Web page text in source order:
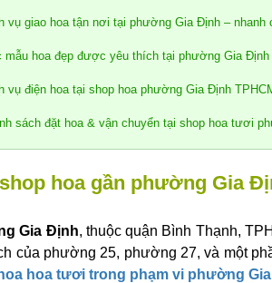
vụ giao hoa tận nơi tại phường Gia Định – nhanh
mẫu hoa đẹp được yêu thích tại phường Gia Định
vụ điện hoa tại shop hoa phường Gia Định
sách đặt hoa & vận chuyển tại shop hoa tươi
hoa gần phường Gia
Gia Định, thuộc quận Bình Thạnh,
của phường 25, phường 27, và một
hoa tươi trong phạm vi phường